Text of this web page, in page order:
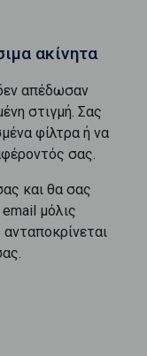
ακίνητα
απέδωσαν
στιγμή. Σας
φίλτρα ή να
σας.
και θα σας
μόλις
ανταποκρίνεται